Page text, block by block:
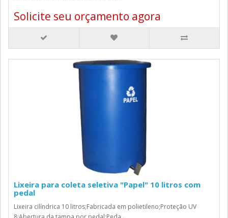
Solicite seu orçamento agora
Lixeira para coleta seletiva "Papel" 10 litros com
pedal
Lixeira cilíndrica 10 litros;Fabricada em polietileno;Proteção UV